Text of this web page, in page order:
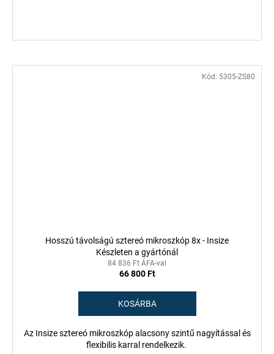
Hosszú távolságú sztereó mikroszkóp 8x - Insize
Készleten a gyártónál
84 836 Ft ÁFA-val
66 800 Ft
KOSÁRBA
Az Insize sztereó mikroszkóp alacsony szintű nagyítással és
flexibilis karral rendelkezik.
Kód: 5305-ZS80